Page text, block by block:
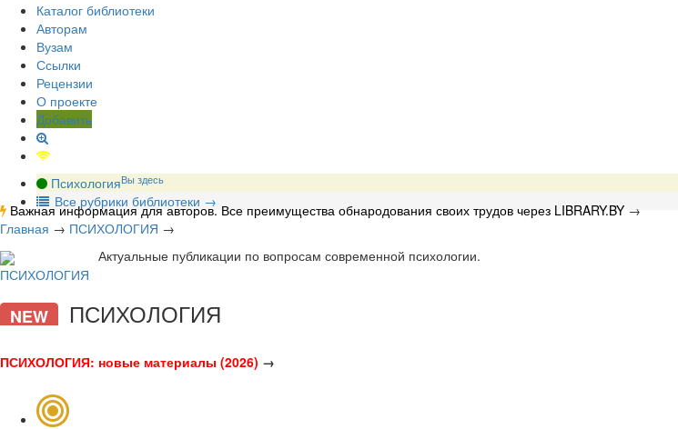
Каталог библиотеки
Авторам
Вузам
Ссылки
Рецензии
О проекте
Добавить
ПсихологияВы здесь
Все рубрики библиотеки →
Важная информация для авторов. Все преимущества обнародования своих трудов через LIBRARY.BY →
Главная → ПСИХОЛОГИЯ →
Актуальные публикации по вопросам современной психологии.
NEW ПСИХОЛОГИЯ
ПСИХОЛОГИЯ: новые материалы (2026) →